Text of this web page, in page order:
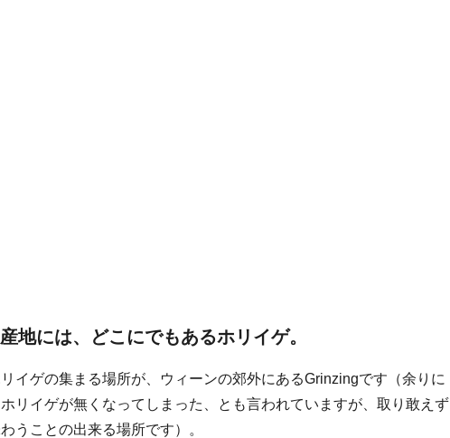
地には、どこにでもあるホリイゲ。
イゲの集まる場所が、ウィーンの郊外にあるGrinzingです（余りに
リイゲが無くなってしまった、とも言われていますが、取り敢えず
うことの出来る場所です）。